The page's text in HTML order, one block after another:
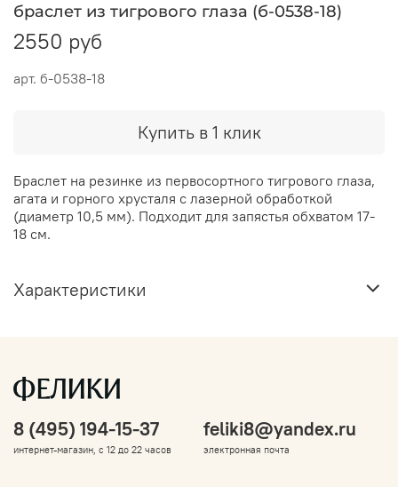
арт. б-0538-18
браслет из тигрового глаза (б-0538-18)
2550 руб
Купить в 1 клик
Браслет на резинке из первосортного тигрового глаза,
агата и горного хрусталя с лазерной обработкой
(диаметр 10,5 мм). Подходит для запястья обхватом 17-
18 см.
Характеристики
8 (495) 194-15-37
интернет-магазин, с 12 до 22 часов
feliki8@yandex.ru
электронная почта